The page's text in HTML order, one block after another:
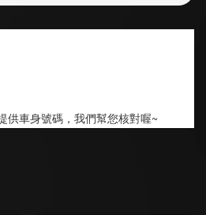
供車身號碼，我們幫您核對喔~